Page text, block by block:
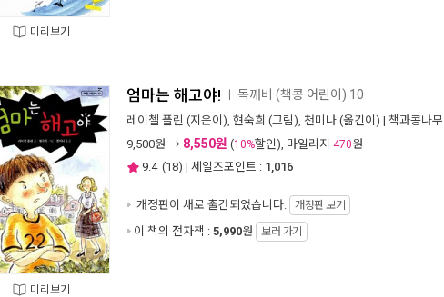
미리보기
미리보기
엄마는 해고야! 독깨비 (책콩 어린이) 10
레이첼 플린 (지은이), 현숙희 (그림), 천미나 (옮긴이) | 책과콩나무
9,500원 → 8,550원 (10%할인), 마일리지 470원
9.4 (18) | 세일즈포인트 : 1,016
개정판이 새로 출간되었습니다. 개정판 보기
이 책의 전자책 : 5,990원 보러 가기